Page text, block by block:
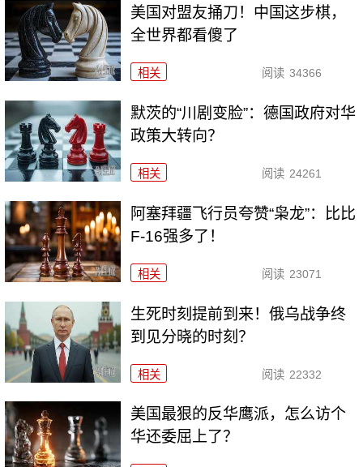
美国对盟友捅刀！中国这步棋，
全世界都看傻了
相关 阅读 34366
默茨的“川剧变脸”：德国政府对华
政策大转向？
相关 阅读 24261
阿塞拜疆飞行员夸赞“枭龙”：比比
F-16强多了！
相关 阅读 23071
生死时刻提前到来！俄乌战争终
到见分晓的时刻？
相关 阅读 22332
美国最狠的反华鹰派，怎么访个
华还委屈上了？